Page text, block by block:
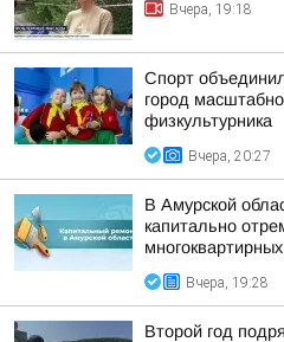
Вчера, 19:18
Спорт
город
физкультурника
Вчера, 20:27
В Амурской
капитально
Вчера, 19:28
Второй год